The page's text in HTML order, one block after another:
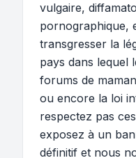
vulgaire,
pornographique,
transgresser la
pays dans lequel
forums de
ou encore la loi
respectez pas
exposez à un
définitif et nous